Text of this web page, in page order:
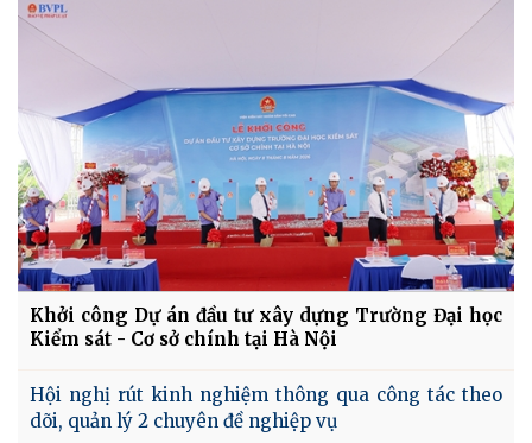
Khởi công Dự án đầu tư xây dựng Trường Đại học
Kiểm sát - Cơ sở chính tại Hà Nội
Hội nghị rút kinh nghiệm thông qua công tác theo
dõi, quản lý 2 chuyên đề nghiệp vụ